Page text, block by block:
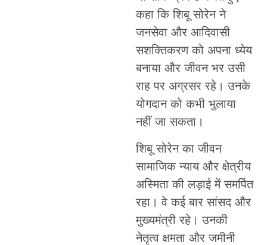
कहा कि शिबू सोरेन ने
जनसेवा और आदिवासी
सशक्तिकरण को अपना ध्येय
बनाया और जीवन भर उसी
राह पर अग्रसर रहे। उनके
योगदान को कभी भुलाया
नहीं जा सकता।
शिबू सोरेन का जीवन
सामाजिक न्याय और क्षेत्रीय
अस्मिता की लड़ाई में समर्पित
रहा। वे कई बार सांसद और
मुख्यमंत्री रहे। उनकी
नेतृत्व क्षमता और जमीनी